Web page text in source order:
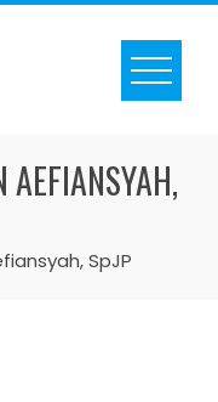
SpJP